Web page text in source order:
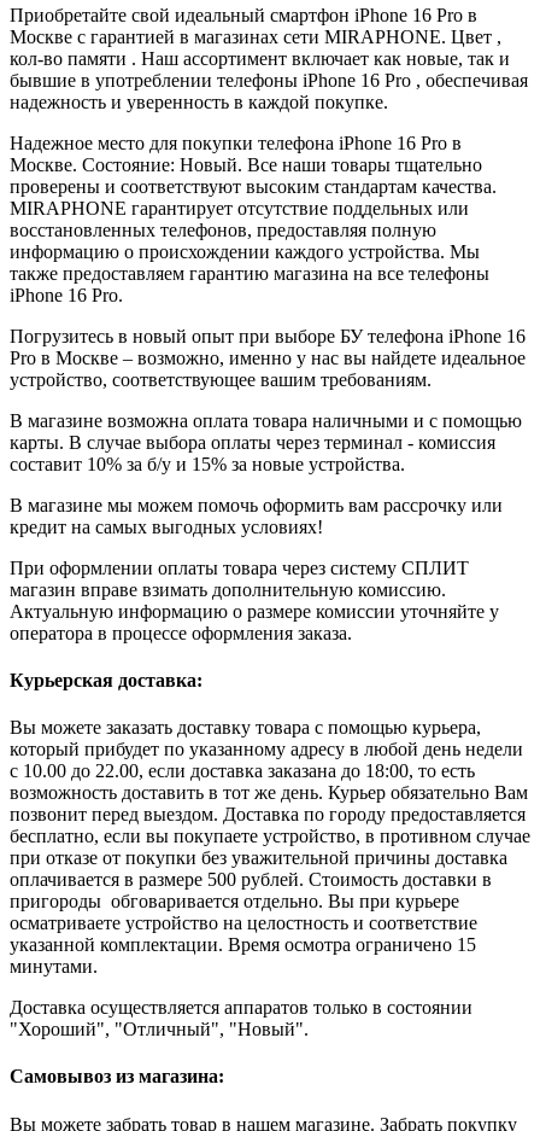
Приобретайте свой идеальный смартфон iPhone 16 Pro в
Москве с гарантией в магазинах сети MIRAPHONE. Цвет ,
кол-во памяти . Наш ассортимент включает как новые, так и
бывшие в употреблении телефоны iPhone 16 Pro , обеспечивая
надежность и уверенность в каждой покупке.
Надежное место для покупки телефона iPhone 16 Pro в
Москве. Состояние: Новый. Все наши товары тщательно
проверены и соответствуют высоким стандартам качества.
MIRAPHONE гарантирует отсутствие поддельных или
восстановленных телефонов, предоставляя полную
информацию о происхождении каждого устройства. Мы
также предоставляем гарантию магазина на все телефоны
iPhone 16 Pro.
Погрузитесь в новый опыт при выборе БУ телефона iPhone 16
Pro в Москве – возможно, именно у нас вы найдете идеальное
устройство, соответствующее вашим требованиям.
В магазине возможна оплата товара наличными и с помощью
карты. В случае выбора оплаты через терминал - комиссия
составит 10% за б/у и 15% за новые устройства.
В магазине мы можем помочь оформить вам рассрочку или
кредит на самых выгодных условиях!
При оформлении оплаты товара через систему СПЛИТ
магазин вправе взимать дополнительную комиссию.
Актуальную информацию о размере комиссии уточняйте у
оператора в процессе оформления заказа.
Курьерская доставка:
Вы можете заказать доставку товара с помощью курьера,
который прибудет по указанному адресу в любой день недели
с 10.00 до 22.00, если доставка заказана до 18:00, то есть
возможность доставить в тот же день. Курьер обязательно Вам
позвонит перед выездом. Доставка по городу предоставляется
бесплатно, если вы покупаете устройство, в противном случае
при отказе от покупки без уважительной причины доставка
оплачивается в размере 500 рублей. Стоимость доставки в
пригороды обговаривается отдельно. Вы при курьере
осматриваете устройство на целостность и соответствие
указанной комплектации. Время осмотра ограничено 15
минутами.
Доставка осуществляется аппаратов только в состоянии
"Хороший", "Отличный", "Новый".
Самовывоз из магазина:
Вы можете забрать товар в нашем магазине. Забрать покупку